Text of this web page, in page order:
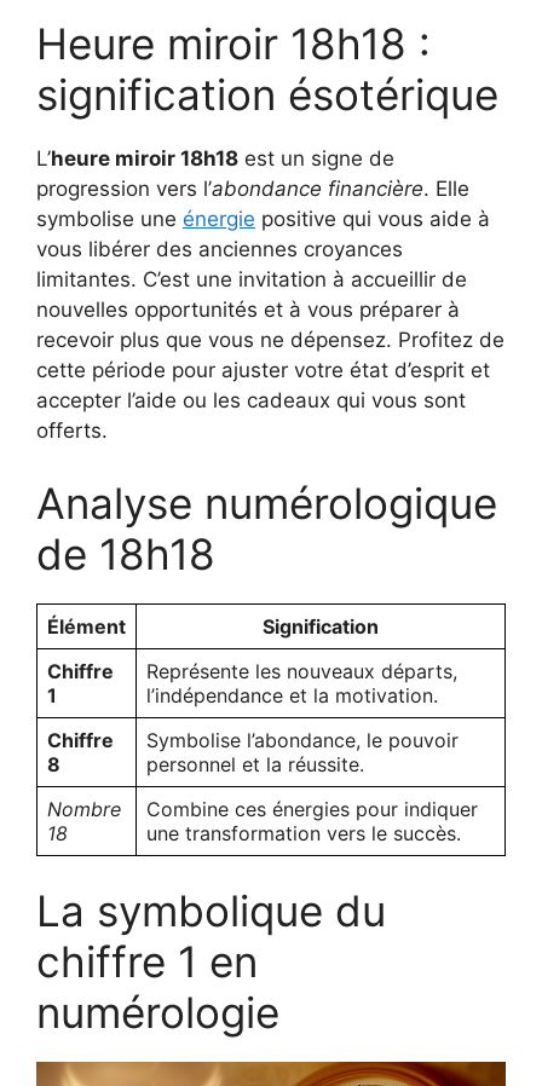
Heure miroir 18h18 :
signification ésotérique
L’heure miroir 18h18 est un signe de
progression vers l’abondance financière. Elle
symbolise une énergie positive qui vous aide à
vous libérer des anciennes croyances
limitantes. C’est une invitation à accueillir de
nouvelles opportunités et à vous préparer à
recevoir plus que vous ne dépensez. Profitez de
cette période pour ajuster votre état d’esprit et
accepter l’aide ou les cadeaux qui vous sont
offerts.
Analyse numérologique
de 18h18
Élément
Signification
Chiffre
1
Représente les nouveaux départs,
l’indépendance et la motivation.
Chiffre
8
Symbolise l’abondance, le pouvoir
personnel et la réussite.
Nombre
18
Combine ces énergies pour indiquer
une transformation vers le succès.
La symbolique du
chiffre 1 en
numérologie